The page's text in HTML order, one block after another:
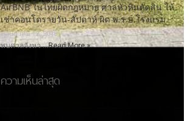
AirBNB ในไทยผิดกฎหมาย ศาลหัวหินตัดสิน ให้
เช่าคอนโดรายวัน-สัปดาห์ ผิด พ.ร.บ.โรงแรม
พฤษภาคม 12, 2018
พบศาลจังหว …Read More »
ความเห็นล่าสุด